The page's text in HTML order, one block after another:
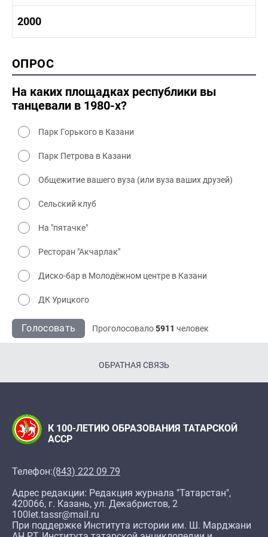
1980-1990 культура
1990-2000 культура
2000
2000 промышленность
2000 культура
ОПРОС
На каких площадках республики вы
танцевали в 1980-х?
Парк Горького в Казани
Парк Петрова в Казани
Общежитие вашего вуза (или вуза ваших друзей)
Сельский клуб
На "пятачке"
Ресторан "Акчарлак"
Диско-бар в Молодёжном центре в Казани
ДК Урицкого
Голосовать Проголосовало5911 человек
ОБРАТНАЯ СВЯЗЬ
К 100-ЛЕТИЮ ОБРАЗОВАНИЯ ТАТАРСКОЙ
АССР
Телефон:(843) 222 09 79
Адрес редакции: Редакция журнала "Татарстан",
420066, г. Казань, ул. Декабристов, 2
100let.tassr@mail.ru
При поддержке Института истории им. Ш. Марджани